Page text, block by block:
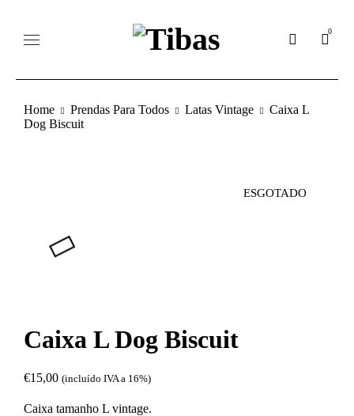
0
Home Prendas Para Todos Latas Vintage
Caixa L
Dog Biscuit
ESGOTADO
Caixa L Dog Biscuit
€15,00 (incluído IVA a 16%)
Caixa tamanho L vintage.